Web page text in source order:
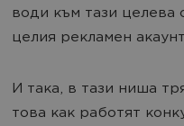
води към тази целева
целия рекламен
И така, в тази ниша
това как работят